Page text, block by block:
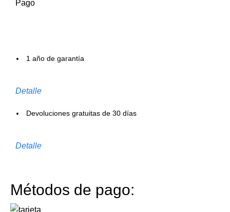
Pago
1 año de garantía
Detalle
Devoluciones gratuitas de 30 días
Detalle
Métodos de pago: